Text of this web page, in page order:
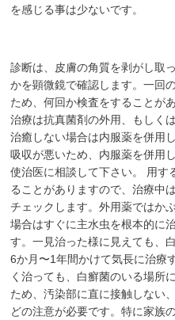
を感じる事は少ないです。
診断は、皮膚の角質を剥がし取
かを顕微鏡で確認します。一回
ため、何回か検査をすることがあ
治療は抗真菌剤の外用、もしく
治癒しない場合は内服薬を併用
吸収が悪いため、内服薬を併用
使治医に相談して下さい。 用す
ることがありますので、治療中
チェックします。外用薬ではか
場合はすぐに主水虫を根本的に
す。一見治った様に見えても、
6か月〜1年間かけて気長に治療
く治っても、白癬菌のいる場所
ため、汚染部に直に接触しない
どの注意が必要です。特に家族